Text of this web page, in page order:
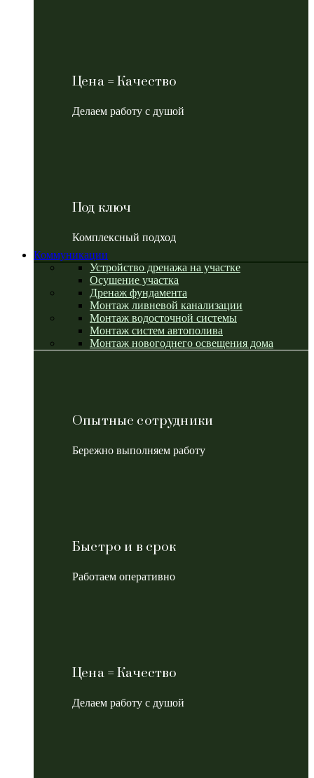
Цена = Качество
Делаем работу с душой
Под ключ
Комплексный подход
Коммуникации
Устройство дренажа на участке
Осушение участка
Дренаж фундамента
Монтаж ливневой канализации
Монтаж водосточной системы
Монтаж систем автополива
Монтаж новогоднего освещения дома
Опытные сотрудники
Бережно выполняем работу
Быстро и в срок
Работаем оперативно
Цена = Качество
Делаем работу с душой